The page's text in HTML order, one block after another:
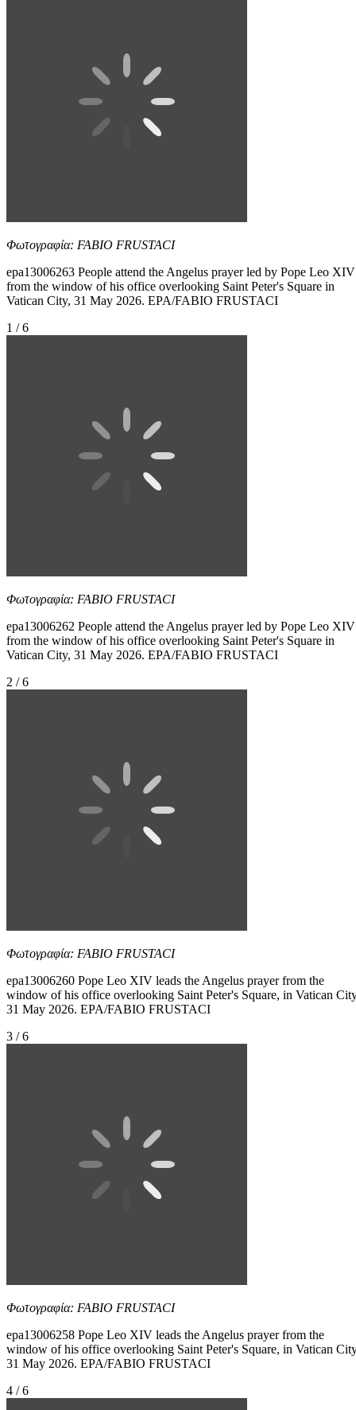
Φωτογραφία: FABIO FRUSTACI
epa13006263 People attend the Angelus prayer led by Pope Leo XIV
from the window of his office overlooking Saint Peter's Square in
Vatican City, 31 May 2026. EPA/FABIO FRUSTACI
1 / 6
Φωτογραφία: FABIO FRUSTACI
epa13006262 People attend the Angelus prayer led by Pope Leo XIV
from the window of his office overlooking Saint Peter's Square in
Vatican City, 31 May 2026. EPA/FABIO FRUSTACI
2 / 6
Φωτογραφία: FABIO FRUSTACI
epa13006260 Pope Leo XIV leads the Angelus prayer from the
window of his office overlooking Saint Peter's Square, in Vatican
31 May 2026. EPA/FABIO FRUSTACI
3 / 6
Φωτογραφία: FABIO FRUSTACI
epa13006258 Pope Leo XIV leads the Angelus prayer from the
window of his office overlooking Saint Peter's Square, in Vatican
31 May 2026. EPA/FABIO FRUSTACI
4 / 6